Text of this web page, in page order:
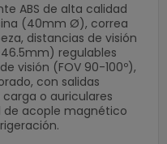
ABS de alta calidad
(40mm Ø), correa
distancias de visión
regulables
visión (FOV 90-100º),
con salidas
o auriculares
de acople magnético